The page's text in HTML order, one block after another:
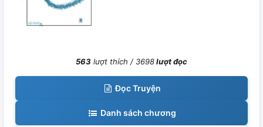
563 lượt thích /3698lượt đọc
Đọc Truyện
Danh sách chương